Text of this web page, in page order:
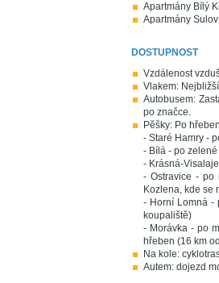
Apartmány Bílý
Apartmány Sulov
DOSTUPNOST
Vzdálenost
Vlakem:
Autobusem:
po značce.
Pěšky: Po
- Staré Hamry -
- Bílá - po
- Krásná-
- Ostravice - po
Kozlena, kde se
- Horní Lomná -
koupaliště)
- Morávka - po
hřeben (16 km
Na kole:
Autem: dojezd